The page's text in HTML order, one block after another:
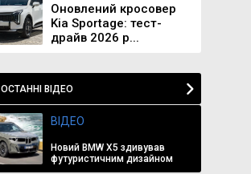
Оновлений кросовер
Kia Sportage: тест-
драйв 2026 р...
ОСТАННІ ВІДЕО
ВІДЕО
Новий BMW X5 здивував
футуристичним дизайном